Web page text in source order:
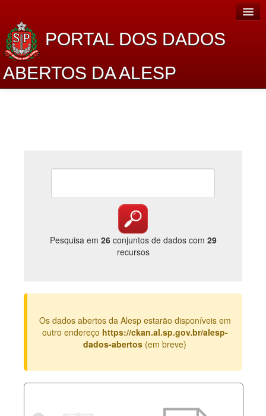
PORTAL DOS DADOS
ABERTOS DA ALESP
Lei de Acesso à Informação
Catálogo de dados
Legislação
Perguntas frequentes
Pesquisa em 26conjuntos de dados com 29
recursos
Os dados abertos da Alesp estarão disponíveis em
outro endereço https://ckan.al.sp.gov.br/alesp-
dados-abertos (em breve)